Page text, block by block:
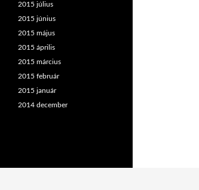
2015 július
2015 június
2015 május
2015 április
2015 március
2015 február
2015 január
2014 december